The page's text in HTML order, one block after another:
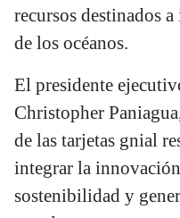
recursos destinados
de los océanos.
El presidente
Christopher
de las tarjetas gnial
integrar la
sostenibilidad y